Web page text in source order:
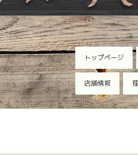
トップページ
店舗情報